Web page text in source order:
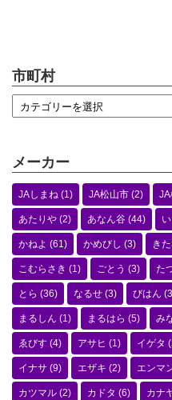
市町村
メーカー
JAしまね (1) JA松山市 (2) JA
あたりや (2) あなん谷 (44)
かねよ (61) かめびし (3) き
こむらさき (1) ごとう (3) た
とら (36) なるせ (3) びはん
まるしん (1) まるはら (5) み
ゑびす (4) アサヒ (1) イゲタ
イナサ (9) エザキ (2) エンマ
カツマル (2) カドタ (6) カナ